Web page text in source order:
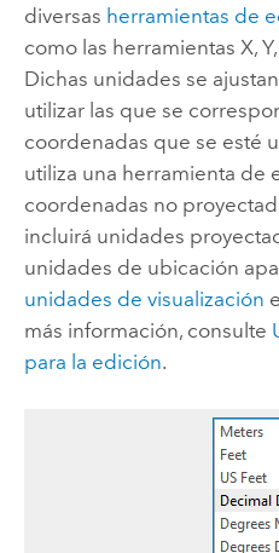
diversas herramientas de
como las herramientas X,
Dichas unidades se
utilizar las que se
coordenadas que se esté
utiliza una herramienta de
coordenadas no
incluirá unidades
unidades de ubicación
unidades de visualización
más información, consulte
para la edición.